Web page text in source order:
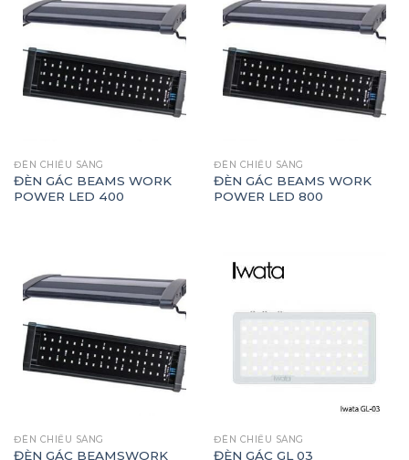
ĐÈN CHIẾU SÁNG
ĐÈN GÁC BEAMS WORK
POWER LED 400
ĐÈN CHIẾU SÁNG
ĐÈN GÁC BEAMS WORK
POWER LED 800
ĐÈN CHIẾU SÁNG
ĐÈN GÁC BEAMSWORK
ĐÈN CHIẾU SÁNG
ĐÈN GÁC GL 03